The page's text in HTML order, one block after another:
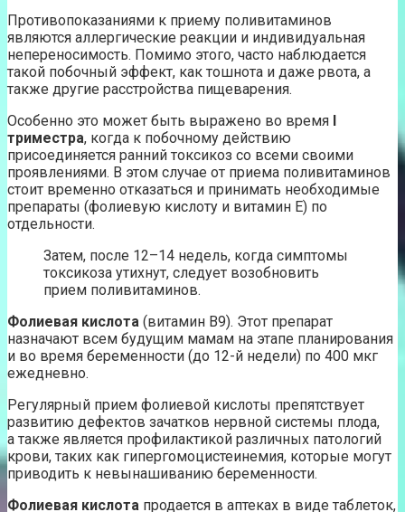
Противопоказаниями к приему поливитаминов
являются аллергические реакции и индивидуальная
непереносимость. Помимо этого, часто наблюдается
такой побочный эффект, как тошнота и даже рвота, а
также другие расстройства пищеварения.
Особенно это может быть выражено во время I
триместра, когда к побочному действию
присоединяется ранний токсикоз со всеми своими
проявлениями. В этом случае от приема поливитаминов
стоит временно отказаться и принимать необходимые
препараты (фолиевую кислоту и витамин Е) по
отдельности.
Затем, после 12–14 недель, когда симптомы
токсикоза утихнут, следует возобновить
прием поливитаминов.
Фолиевая кислота (витамин В9). Этот препарат
назначают всем будущим мамам на этапе планирования
и во время беременности (до 12-й недели) по 400 мкг
ежедневно.
Регулярный прием фолиевой кислоты препятствует
развитию дефектов зачатков нервной системы плода,
а также является профилактикой различных патологий
крови, таких как гипергомоцистеинемия, которые могут
приводить к невынашиванию беременности.
Фолиевая кислота продается в аптеках в виде таблеток,